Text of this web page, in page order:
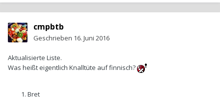
cmpbtb
Geschrieben 16. Juni 2016
Aktualisierte Liste.
Was heißt eigentlich Knalltüte auf finnisch?
Bret